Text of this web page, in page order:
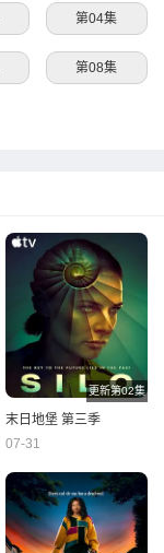
第04集
第08集
更新第02集
末日地堡 第三季
07-31